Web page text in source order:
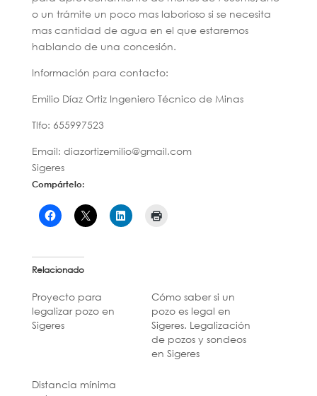
o un trámite un poco mas laborioso si se necesita
mas cantidad de agua en el que estaremos
hablando de una concesión.
Información para contacto:
Emilio Díaz Ortiz Ingeniero Técnico de Minas
Tlfo: 655997523
Email: diazortizemilio@gmail.com
Sigeres
Compártelo:
Relacionado
Proyecto para
legalizar pozo en
Sigeres
Cómo saber si un
pozo es legal en
Sigeres. Legalización
de pozos y sondeos
en Sigeres
Distancia mínima